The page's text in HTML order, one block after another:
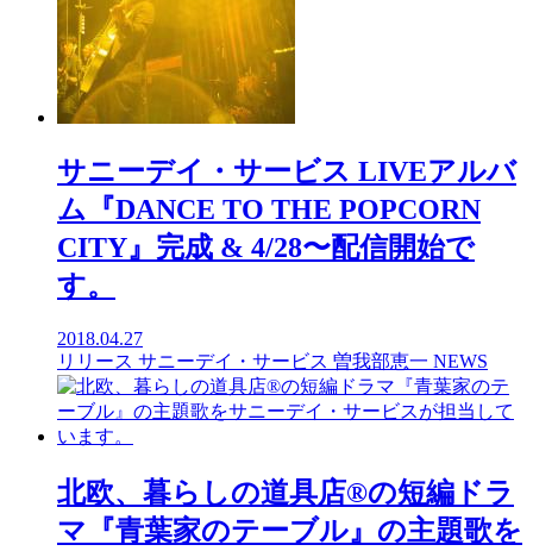
サニーデイ・サービス LIVEアルバ
ム『DANCE TO THE POPCORN
CITY』完成 & 4/28〜配信開始で
す。
2018.04.27
リリース サニーデイ・サービス 曽我部恵一 NEWS
北欧、暮らしの道具店®の短編ドラ
マ『青葉家のテーブル』の主題歌を